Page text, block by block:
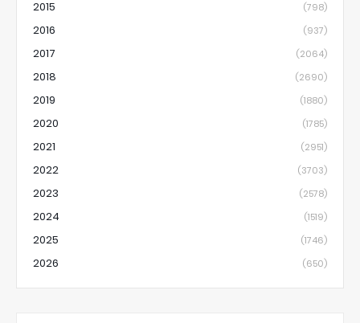
2015 (798)
2016 (937)
2017 (2064)
2018 (2690)
2019 (1880)
2020 (1785)
2021 (2951)
2022 (3703)
2023 (2578)
2024 (1519)
2025 (1746)
2026 (650)